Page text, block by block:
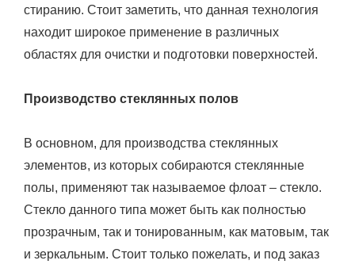
стиранию. Стоит заметить, что данная технология
находит широкое применение в различных
областях для очистки и подготовки поверхностей.
Производство стеклянных полов
В основном, для производства стеклянных
элементов, из которых собираются стеклянные
полы, применяют так называемое флоат – стекло.
Стекло данного типа может быть как полностью
прозрачным, так и тонированным, как матовым, так
и зеркальным. Стоит только пожелать, и под заказ